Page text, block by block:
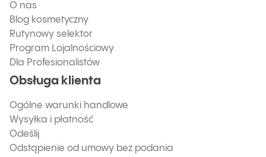
O nas
Blog kosmetyczny
Rutynowy selektor
Program Lojalnościowy
Dla Profesionalistów
Obsługa klienta
Ogólne warunki handlowe
Wysyłka i płatność
Odeślij
Odstąpienie od umowy bez podania